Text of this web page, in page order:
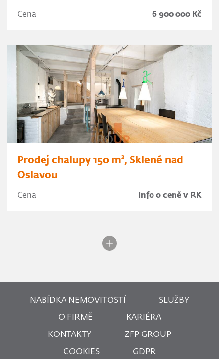
Cena 6 900 000 Kč
Prodej chalupy 150 m², Sklené nad
Oslavou
Cena Info o ceně v RK
NABÍDKA NEMOVITOSTÍ SLUŽBY
O FIRMĚ KARIÉRA
KONTAKTY ZFP GROUP
COOKIES GDPR